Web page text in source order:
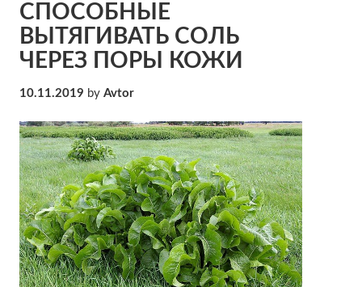
СПОСОБНЫЕ
ВЫТЯГИВАТЬ СОЛЬ
ЧЕРЕЗ ПОРЫ КОЖИ
10.11.2019 by Avtor